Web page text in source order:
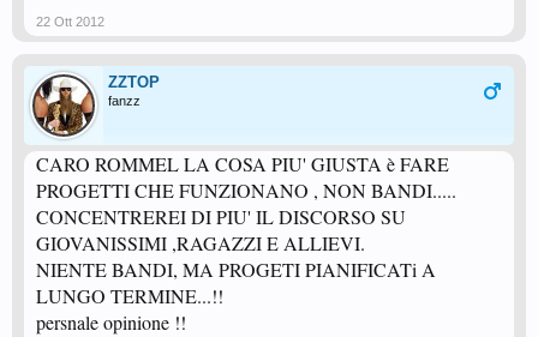
22 Ott 2012
ZZTOP
fanzz
CARO ROMMEL LA COSA PIU' GIUSTA è FARE
PROGETTI CHE FUNZIONANO , NON BANDI.....
CONCENTREREI DI PIU' IL DISCORSO SU
GIOVANISSIMI ,RAGAZZI E ALLIEVI.
NIENTE BANDI, MA PROGETI PIANIFICATi A
LUNGO TERMINE...!!
persnale opinione !!